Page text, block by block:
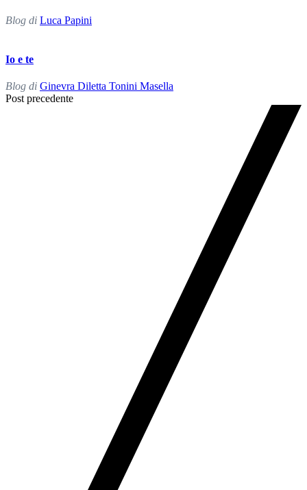
Blog di Luca Papini
Io e te
Blog di Ginevra Diletta Tonini Masella
Post
Post precedente